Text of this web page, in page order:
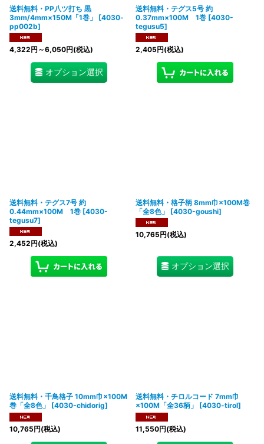
送料無料・PP八ツ打ち 黒
3mm/4mm×150M「1巻」
[4030-
pp002b]
4,322円 ～6,050円(税込)
オプション選択
送料無料・テグス5号 約
0.37mm×100M 1巻 [4030-
tegusu5]
2,405円(税込)
送料無料・テグス7号 約
0.44mm×100M 1巻 [4030-
tegusu7]
2,452円(税込)
送料無料・格子柄 8mm巾×100M巻
「全8色」
[4030-goushi]
10,765円(税込)
オプション選択
送料無料・千鳥格子 10mm巾×100M
巻「全8色」
[4030-chidorig]
10,765円(税込)
送料無料・チロルコード 7mm巾
×100M「全36柄」
[4030-tirol]
11,550円(税込)